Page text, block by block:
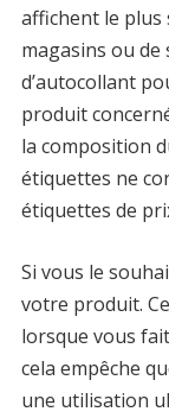
affichent le
magasins ou
d’autocollant
produit
la composition
étiquettes ne
étiquettes de
Si vous le
votre produit.
lorsque vous
cela empêche
une utilisation